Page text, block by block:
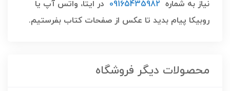
نیاز به شماره 09165435982 در ایتا، واتس آپ یا
روبیکا پیام بدید تا عکس از صفحات کتاب بفرستیم.
محصولات دیگر فروشگاه